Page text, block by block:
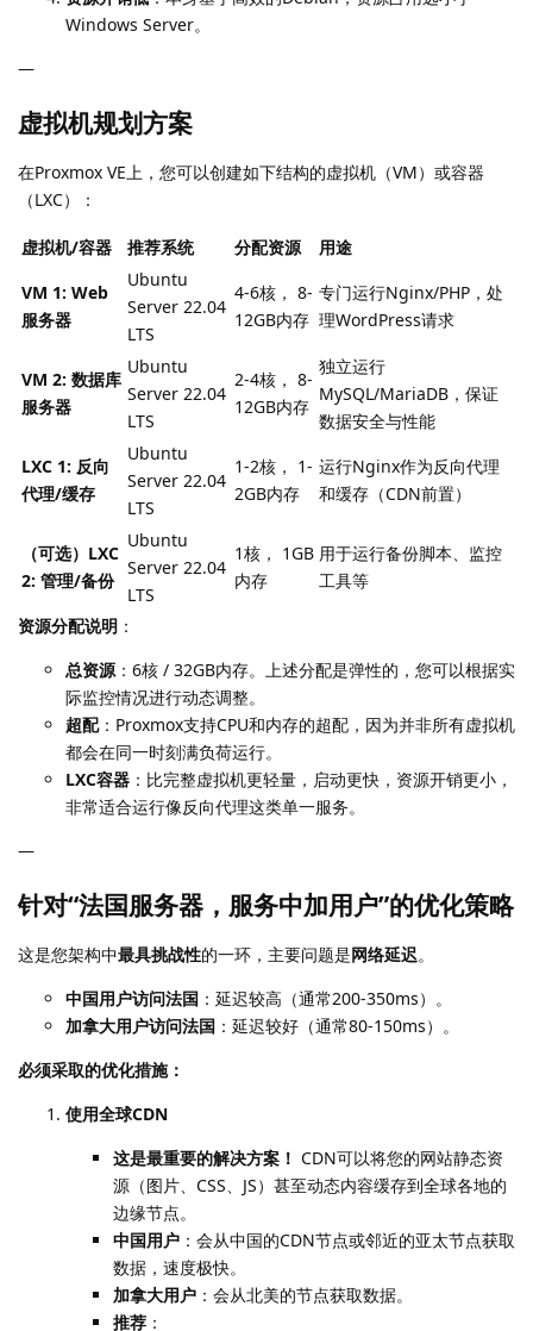
Windows Server。
—
虚拟机规划方案
在Proxmox VE上，您可以创建如下结构的虚拟机（VM）或容器
（LXC）：
虚拟机/容器 推荐系统 分配资源
用途
VM 1: Web
服务器
Ubuntu
Server 22.04
LTS
4-6核， 8-
12GB内存
专门运行Nginx/PHP，处
理WordPress请求
VM 2: 数据库
服务器
Ubuntu
Server 22.04
LTS
2-4核， 8-
12GB内存
独立运行
MySQL/MariaDB，保证
数据安全与性能
LXC 1: 反向
代理/缓存
Ubuntu
Server 22.04
LTS
1-2核， 1-
2GB内存
运行Nginx作为反向代理
和缓存（CDN前置）
（可选）LXC
2: 管理/备份
Ubuntu
Server 22.04
LTS
1核， 1GB
内存
用于运行备份脚本、监控
工具等
资源分配说明 ：
总资源：6核 / 32GB内存。上述分配是弹性的，您可以根据实
际监控情况进行动态调整。
超配：Proxmox支持CPU和内存的超配，因为并非所有虚拟机
都会在同一时刻满负荷运行。
LXC容器 ：比完整虚拟机更轻量，启动更快，资源开销更小，
非常适合运行像反向代理这类单一服务。
—
针对“法国服务器，服务中加用户”的优化策略
这是您架构中最具挑战性的一环，主要问题是网络延迟。
中国用户访问法国 ：延迟较高（通常200-350ms）。
加拿大用户访问法国 ：延迟较好（通常80-150ms）。
必须采取的优化措施：
使用全球CDN
这是最重要的解决方案！ CDN可以将您的网站静态资
源（图片、CSS、JS）甚至动态内容缓存到全球各地的
边缘节点。
中国用户 ：会从中国的CDN节点或邻近的亚太节点获取
数据，速度极快。
加拿大用户 ：会从北美的节点获取数据。
推荐 ：